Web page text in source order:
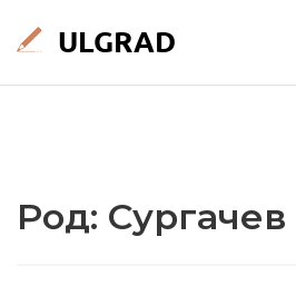
Род: Сургачев